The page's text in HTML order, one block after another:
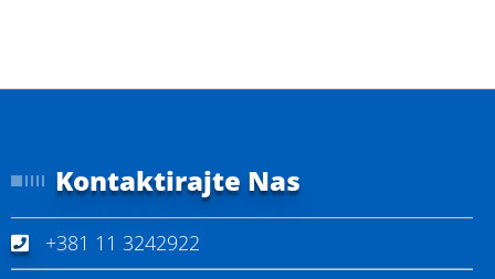
Kontaktirajte Nas
+381 11 3242922